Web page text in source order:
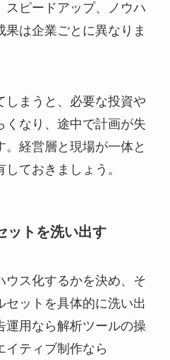
スピードアップ、ノウハ
果は企業ごとに異なりま
しまうと、必要な投資や
くなり、途中で計画が失
経営層と現場が一体と
ておきましょう。
ットを洗い出す
ウス化するかを決め、そ
セットを具体的に洗い出
運用なら解析ツールの操
イティブ制作なら